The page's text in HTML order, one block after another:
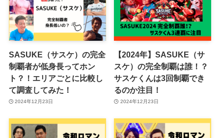
SASUKE（サスケ）の完全
制覇者が低身長ってホン
ト？！エリアごとに比較し
て調査してみた！
2024年12月23日
【2024年】SASUKE（サ
スケ）の完全制覇は誰！？
サスケくんは3回制覇でき
るのか注目！
2024年12月23日